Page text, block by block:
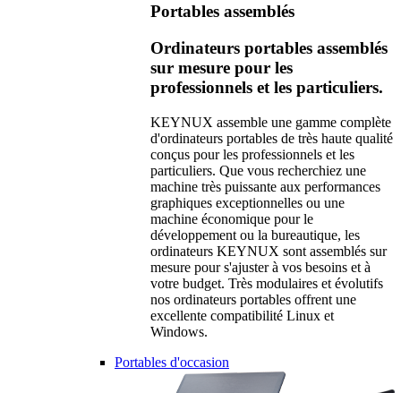
Portables assemblés
Ordinateurs portables assemblés
sur mesure pour les
professionnels et les particuliers.
KEYNUX assemble une gamme complète
d'ordinateurs portables de très haute qualité
conçus pour les professionnels et les
particuliers. Que vous recherchiez une
machine très puissante aux performances
graphiques exceptionnelles ou une
machine économique pour le
développement ou la bureautique, les
ordinateurs KEYNUX sont assemblés sur
mesure pour s'ajuster à vos besoins et à
votre budget. Très modulaires et évolutifs
nos ordinateurs portables offrent une
excellente compatibilité Linux et
Windows.
Portables d'occasion